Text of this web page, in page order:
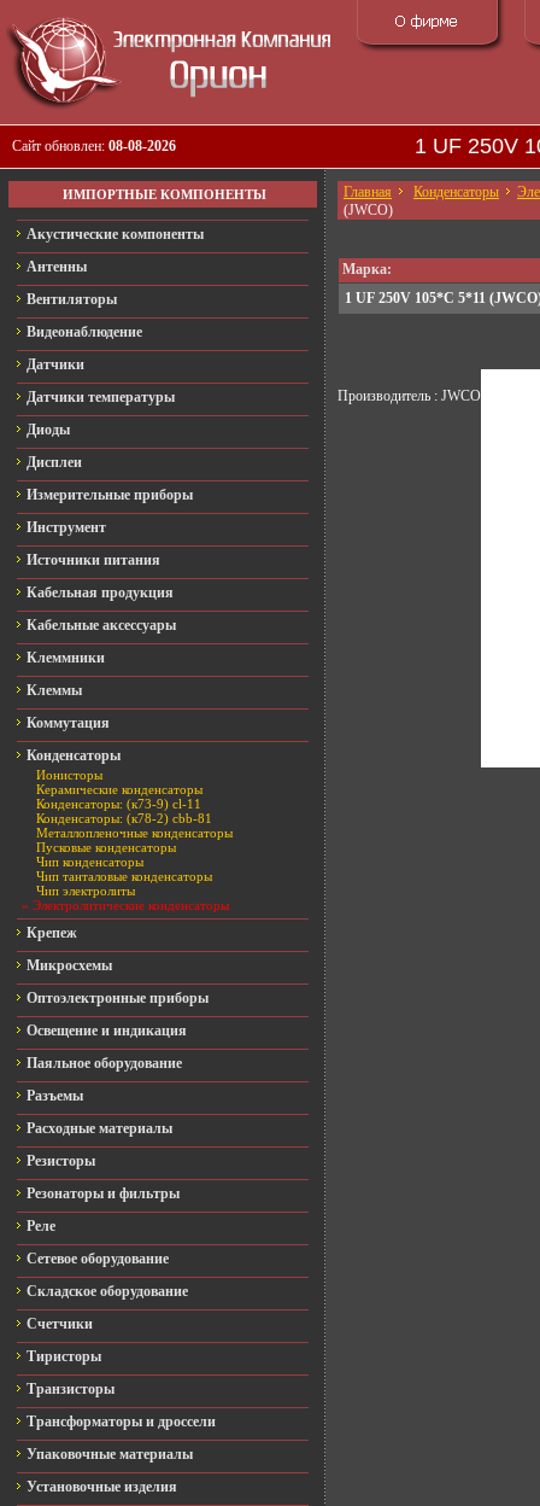
Сайт обновлен: 08-08-2026 1 UF 250V
ИМПОРТНЫЕ КОМПОНЕНТЫ
Акустические компоненты
Антенны
Вентиляторы
Видеонаблюдение
Датчики
Датчики температуры
Диоды
Дисплеи
Измерительные приборы
Инструмент
Источники питания
Кабельная продукция
Кабельные аксессуары
Клеммники
Клеммы
Коммутация
Конденсаторы
Ионисторы
Керамические конденсаторы
Конденсаторы: (к73-9) cl-11
Конденсаторы: (к78-2) cbb-81
Металлопленочные конденсаторы
Пусковые конденсаторы
Чип конденсаторы
Чип танталовые конденсаторы
Чип электролиты
» Электролитические конденсаторы
Крепеж
Микросхемы
Оптоэлектронные приборы
Освещение и индикация
Паяльное оборудование
Разъемы
Расходные материалы
Резисторы
Резонаторы и фильтры
Реле
Сетевое оборудование
Складское оборудование
Счетчики
Тиристоры
Транзисторы
Трансформаторы и дроссели
Упаковочные материалы
Установочные изделия
Главная Конденсаторы
(JWCO)
Марка:
1 UF 250V 105*C 5*11
Производитель : JWCO